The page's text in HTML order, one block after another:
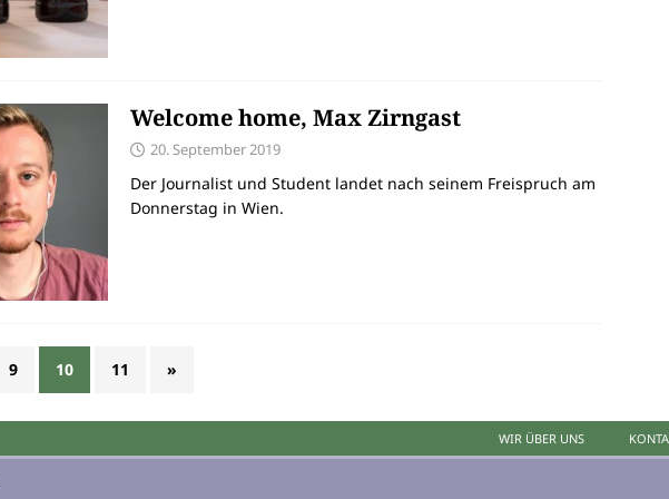
Welcome home, Max Zirngast
20. September 2019
Der Journalist und Student landet nach seinem Freispruch am
Donnerstag in Wien.
9 10 11 »
WIR ÜBER UNS